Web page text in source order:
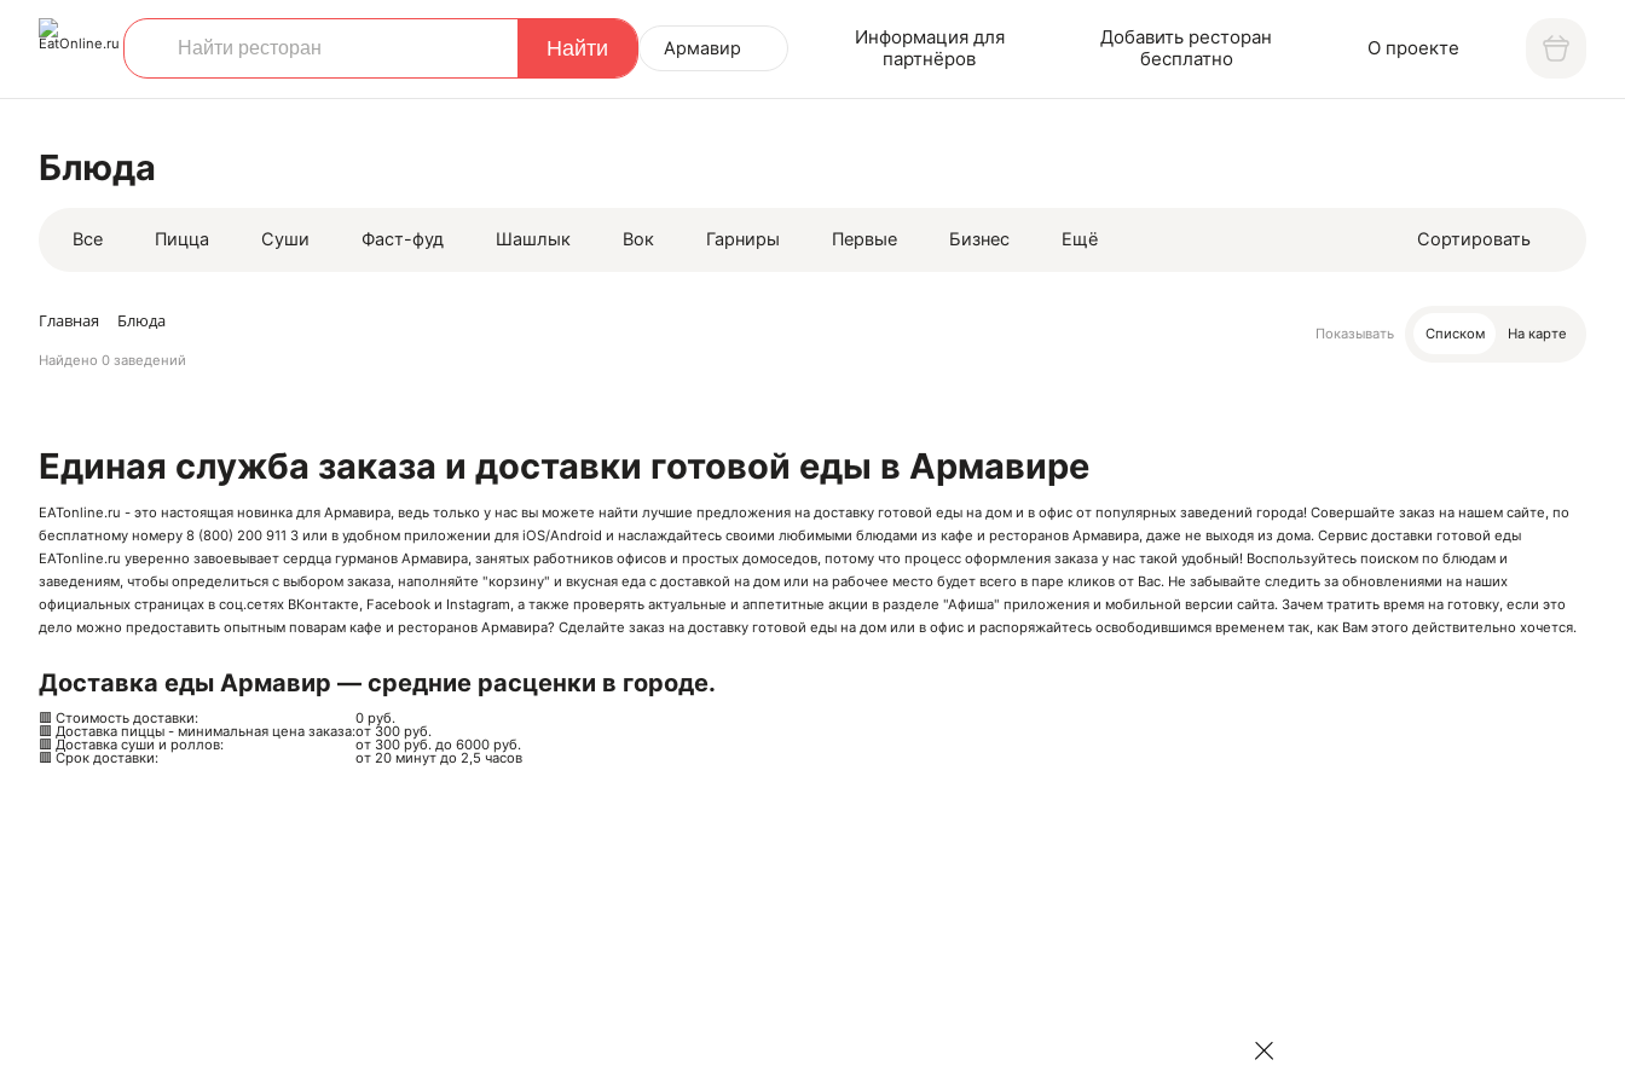
Армавир
Информация для
партнёров
Добавить ресторан
бесплатно
О проекте
Блюда
Все Пицца Суши Фаст-фуд Шашлык Вок Гарниры Первые Бизнес Ещё Сортировать
Главная Блюда
Найдено 0 заведений
Показывать Списком На карте
Единая служба заказа и доставки готовой еды в Армавире
EATonline.ru - это настоящая новинка для Армавира, ведь только у нас вы можете найти лучшие предложения на доставку готовой еды на дом и в офис от популярных заведений города! Совершайте заказ на нашем сайте, по
бесплатному номеру 8 (800) 200 911 3 или в удобном приложении для iOS/Android и наслаждайтесь своими любимыми блюдами из кафе и ресторанов Армавира, даже не выходя из дома. Сервис доставки готовой еды
EATonline.ru уверенно завоевывает сердца гурманов Армавира, занятых работников офисов и простых домоседов, потому что процесс оформления заказа у нас такой удобный! Воспользуйтесь поиском по блюдам и
заведениям , чтобы определиться с выбором заказа, наполняйте "корзину" и вкусная еда с доставкой на дом или на рабочее место будет всего в паре кликов от Вас. Не забывайте следить за обновлениями на наших
официальных страницах в соц.сетях ВКонтакте Facebook и Instagram , а также проверять актуальные и аппетитные акции в разделе "Афиша" приложения и мобильной версии сайта. Зачем тратить время на готовку, если это
дело можно предоставить опытным поварам кафе и ресторанов Армавира? Сделайте заказ на доставку готовой еды на дом или в офис и распоряжайтесь освободившимся временем так, как Вам этого действительно хочется.
Доставка еды Армавир — средние расценки в городе.
🟥 Стоимость доставки: 0 руб.
🟥 Доставка пиццы - минимальная цена заказа:от 300 руб.
🟥 Доставка суши и роллов: от 300 руб. до 6000 руб.
🟥 Срок доставки: от 20 минут до 2,5 часов